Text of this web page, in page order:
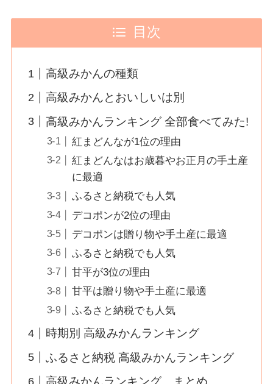
目次
高級みかんの種類
高級みかんとおいしいは別
高級みかんランキング 全部食べてみた!
紅まどんなが1位の理由
紅まどんなはお歳暮やお正月の手土産
に最適
ふるさと納税でも人気
デコポンが2位の理由
デコポンは贈り物や手土産に最適
ふるさと納税でも人気
甘平が3位の理由
甘平は贈り物や手土産に最適
ふるさと納税でも人気
時期別 高級みかんランキング
ふるさと納税 高級みかんランキング
高級みかんランキング まとめ